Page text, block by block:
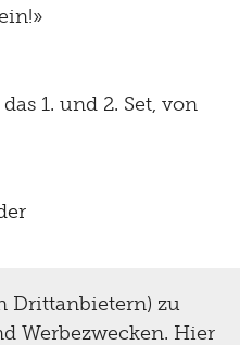
1. und 2. Set, von
Drittanbietern) zu
Werbezwecken. Hier